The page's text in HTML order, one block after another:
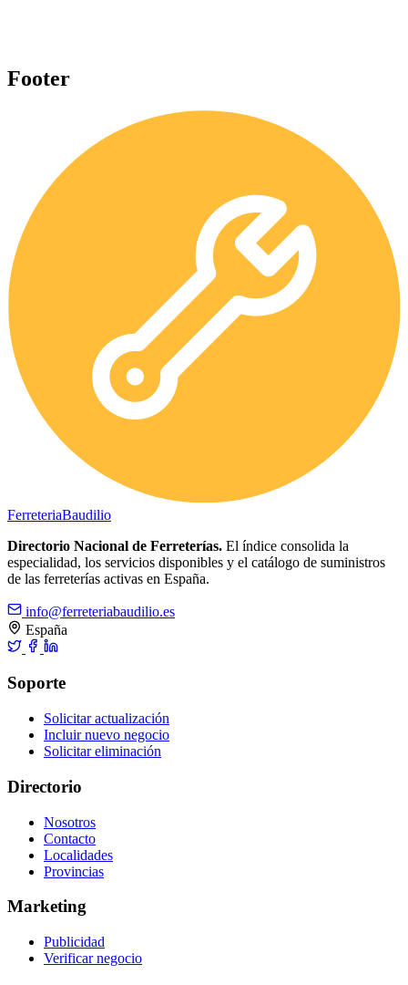
Footer
FerreteriaBaudilio
Directorio Nacional de Ferreterías. El índice consolida la
especialidad, los servicios disponibles y el catálogo de suministros
de las ferreterías activas en España.
info@ferreteriabaudilio.es
España
Soporte
Solicitar actualización
Incluir nuevo negocio
Solicitar eliminación
Directorio
Nosotros
Contacto
Localidades
Provincias
Marketing
Publicidad
Verificar negocio